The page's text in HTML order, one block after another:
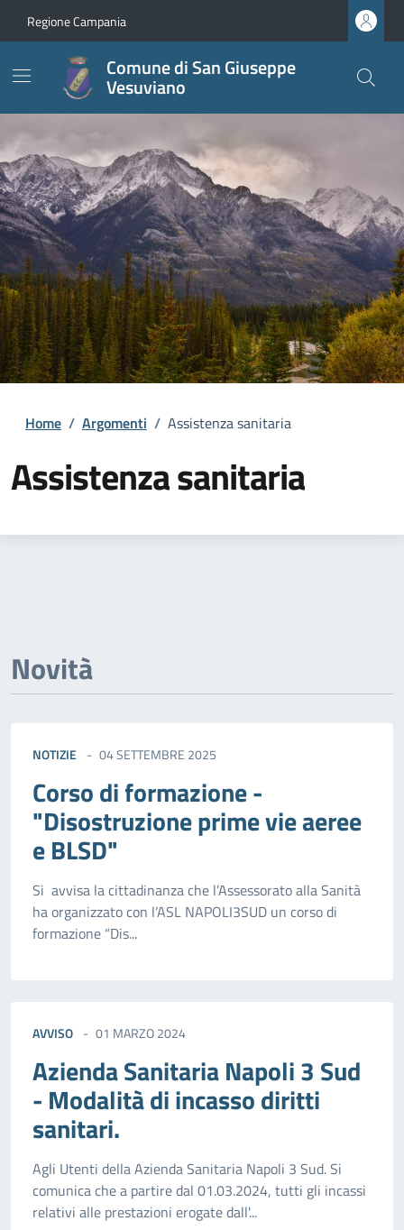
Regione Campania
Comune di San Giuseppe
Vesuviano
Home / Argomenti / Assistenza sanitaria
Assistenza sanitaria
Dettagli della notizia
Novità
NOTIZIE 04 SETTEMBRE 2025
Corso di formazione -
"Disostruzione prime vie aeree
e BLSD"
Si avvisa la cittadinanza che l’Assessorato alla Sanità
ha organizzato con l’ASL NAPOLI3SUD un corso di
formazione “Dis...
AVVISO 01 MARZO 2024
Azienda Sanitaria Napoli 3 Sud
- Modalità di incasso diritti
sanitari.
Agli Utenti della Azienda Sanitaria Napoli 3 Sud. Si
comunica che a partire dal 01.03.2024, tutti gli incassi
relativi alle prestazioni erogate dall'...